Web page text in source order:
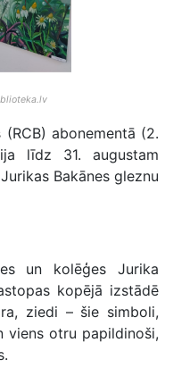
abonementā (2.
līdz 31. augustam
Bakānes gleznu
un kolēģes Jurika
kopējā izstādē
ziedi – šie simboli,
viens otru papildinoši,